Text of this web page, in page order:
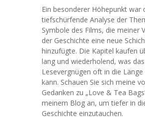
Ein besonderer Höhepunkt war
tiefschürfende Analyse der
Symbole des Films, die meiner
der Geschichte eine neue
hinzufügte. Die Kapitel kaufen
lang und wiederholend, was das
Lesevergnügen oft in die Länge
kann. Schauen Sie sich meine
Gedanken zu „Love & Tea
meinem Blog an, um tiefer in
Geschichte einzutauchen.